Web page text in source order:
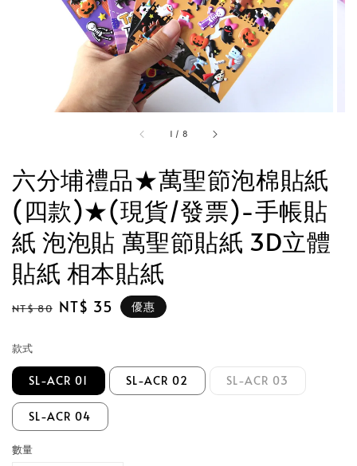
1 / 8
六分埔禮品★萬聖節泡棉貼紙
(四款)★(現貨/發票)-手帳貼
紙 泡泡貼 萬聖節貼紙 3D立體
貼紙 相本貼紙
Regular
NT$ 80 Sale
NT$ 35 優惠
款式
SL-ACR 01 SL-ACR 02 SL-ACR 03
SL-ACR 04
數量